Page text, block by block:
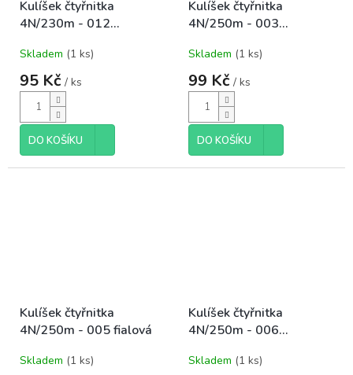
Kulíšek čtyřnitka
4N/230m - 012
Skladem (1 ks)
95 Kč / ks
DO KOŠÍKU
Kulíšek čtyřnitka
4N/250m - 003
Skladem (1 ks)
99 Kč / ks
DO KOŠÍKU
Kulíšek čtyřnitka
4N/250m - 005 fialová
Skladem (1 ks)
Kulíšek čtyřnitka
4N/250m - 006
Skladem (1 ks)